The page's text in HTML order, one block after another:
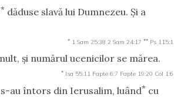
dăduse slavă lui Dumnezeu. Şi a
* 1 Sam 25:38 2 Sam 24:17 ** Ps 115:1
şi numărul ucenicilor se mărea.
* Isa 55:11 Fapte 6:7 Fapte 19:20 Col 1:6
au întors din Ierusalim, luând* cu